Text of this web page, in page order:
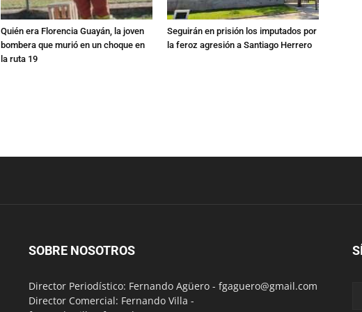
Quién era Florencia Guayán, la joven
bombera que murió en un choque en
la ruta 19
Seguirán en prisión los imputados por
la feroz agresión a Santiago Herrero
SOBRE NOSOTROS
Director Periodístico: Fernando Agüero - fgaguero@gmail.com
Director Comercial: Fernando Villa -